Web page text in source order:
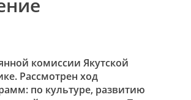
комиссии Якутской
Рассмотрен ход
по культуре, развитию